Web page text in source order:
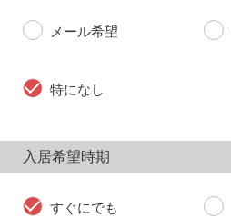
メール希望
特になし
入居希望時期
すぐにでも